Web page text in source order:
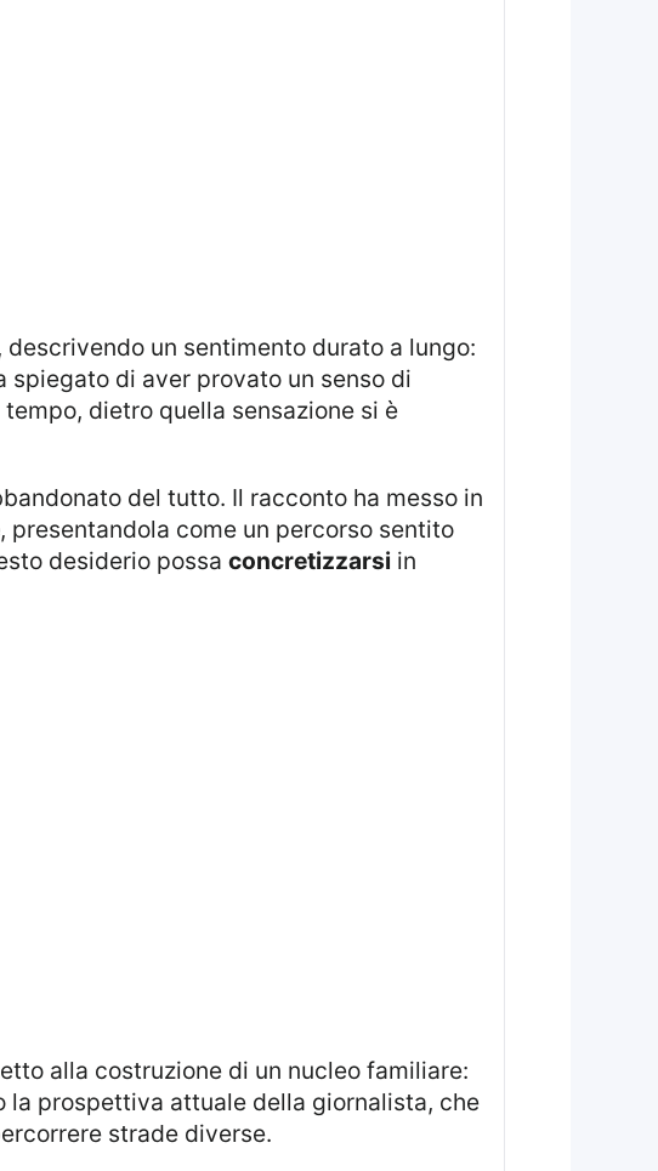
di aver provato un senso di
dietro quella sensazione si è
, presentandola come un percorso sentito
desiderio possa concretizzarsi in
alla costruzione di un nucleo familiare:
la prospettiva attuale della giornalista, che
strade diverse.